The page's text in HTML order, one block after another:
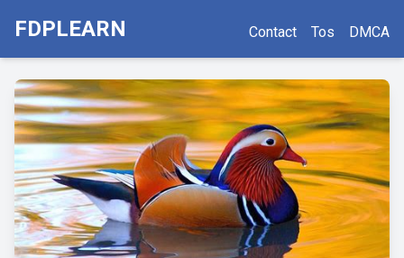
FDPLEARN Contact Tos DMCA